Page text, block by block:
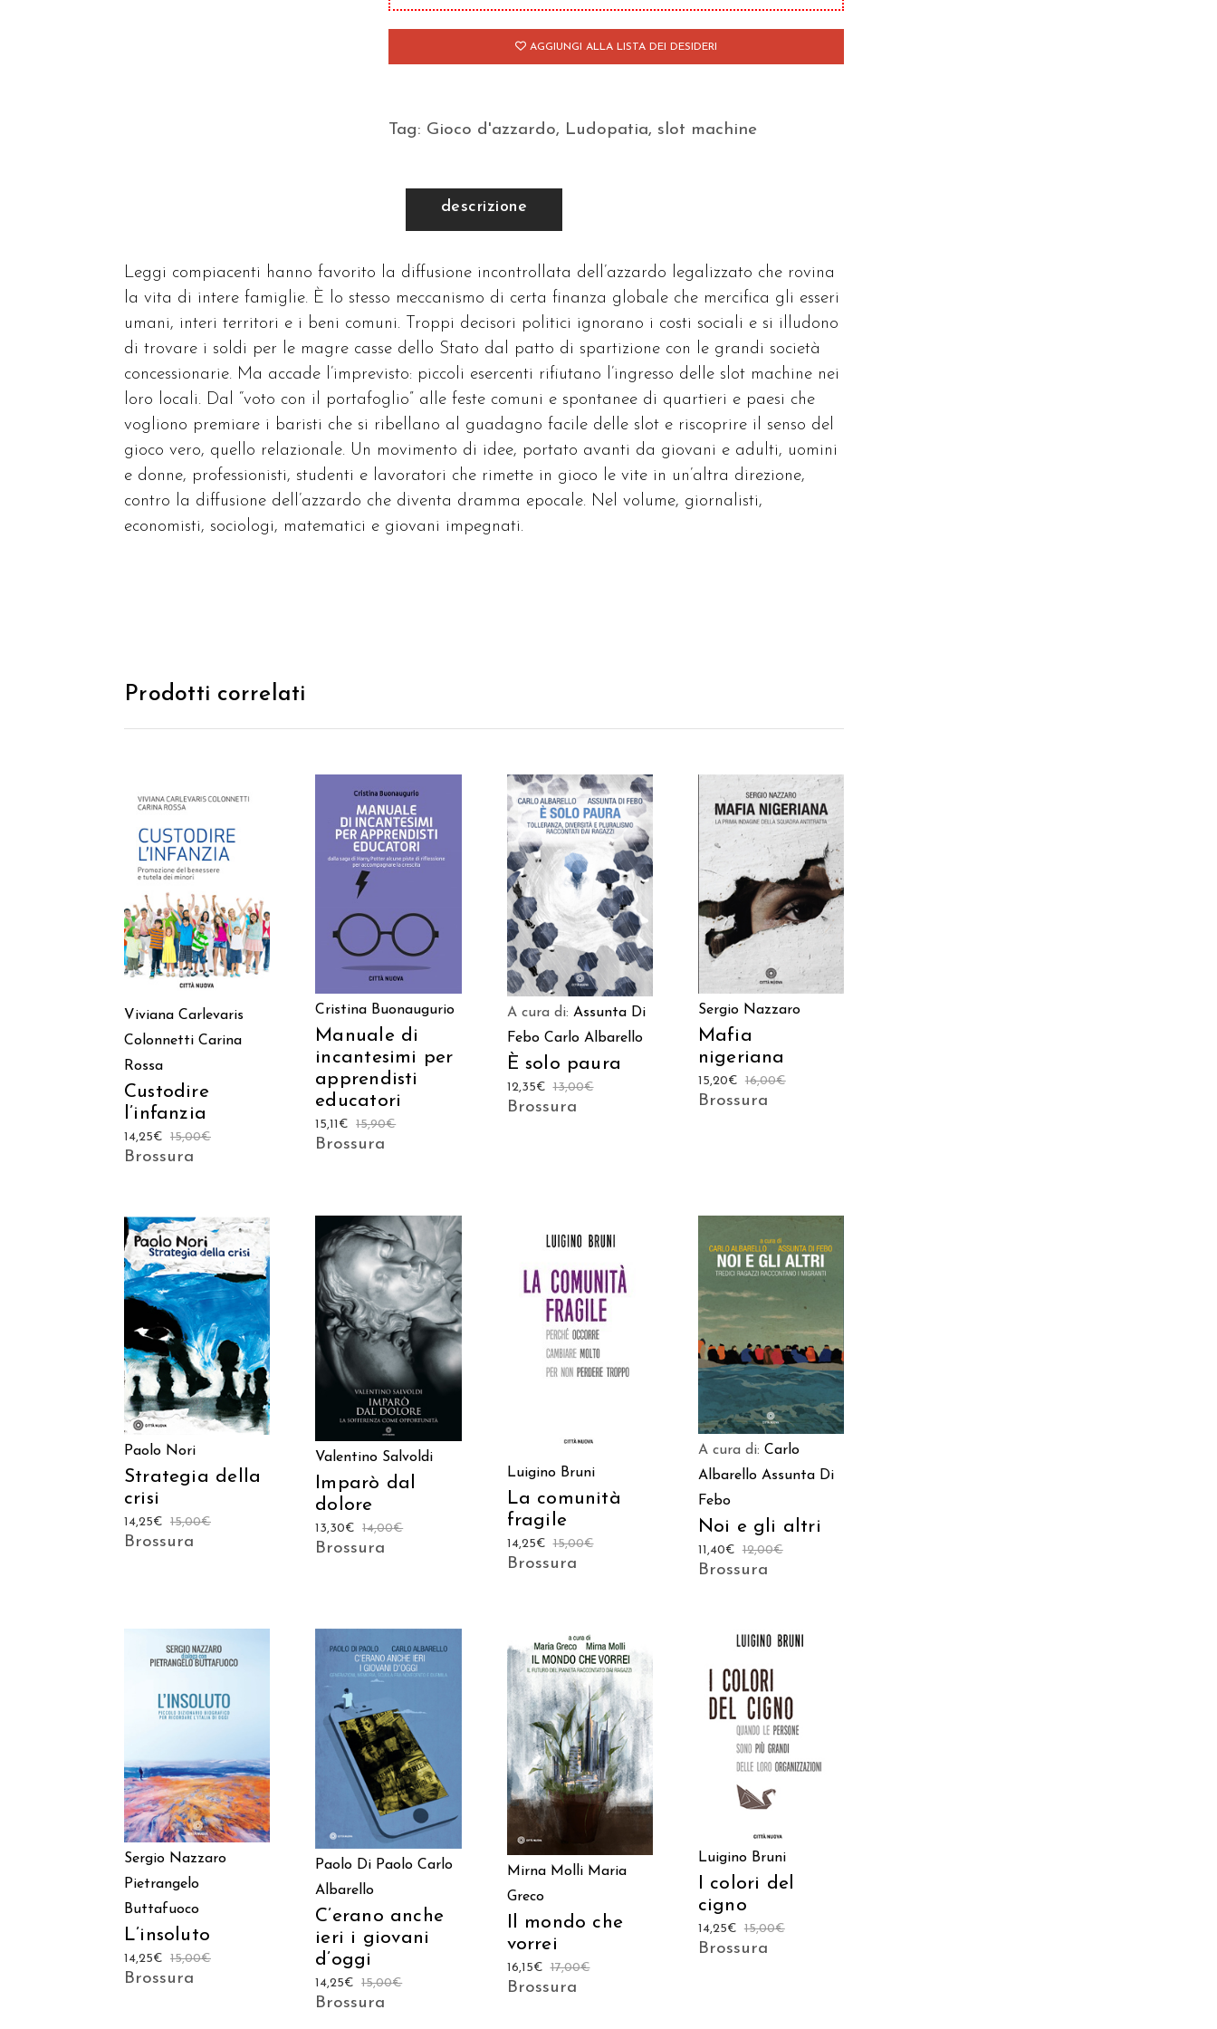
quantità
AGGIUNGI ALLA LISTA DEI DESIDERI
Tag: Gioco d'azzardo, Ludopatia, slot machine
descrizione
Leggi compiacenti hanno favorito la diffusione incontrollata dell’azzardo legalizzato che rovina
la vita di intere famiglie. È lo stesso meccanismo di certa finanza globale che mercifica gli esseri
umani, interi territori e i beni comuni. Troppi decisori politici ignorano i costi sociali e si illudono
di trovare i soldi per le magre casse dello Stato dal patto di spartizione con le grandi società
concessionarie. Ma accade l’imprevisto: piccoli esercenti rifiutano l’ingresso delle slot machine nei
loro locali. Dal “voto con il portafoglio” alle feste comuni e spontanee di quartieri e paesi che
vogliono premiare i baristi che si ribellano al guadagno facile delle slot e riscoprire il senso del
gioco vero, quello relazionale. Un movimento di idee, portato avanti da giovani e adulti, uomini
e donne, professionisti, studenti e lavoratori che rimette in gioco le vite in un’altra direzione,
contro la diffusione dell’azzardo che diventa dramma epocale. Nel volume, giornalisti,
economisti, sociologi, matematici e giovani impegnati.
Prodotti correlati
AGGIUNGI AL
CARRELLO
Viviana Carlevaris
Colonnetti Carina
Rossa
Custodire
l’infanzia
15,00€
14,25€
Brossura
AGGIUNGI AL
CARRELLO
Cristina Buonaugurio
Manuale di
incantesimi per
apprendisti
educatori
15,90€
15,11 €
Brossura
AGGIUNGI AL
CARRELLO
A cura di: Assunta Di
Febo Carlo Albarello
È solo paura
13,00€
12,35€
Brossura
AGGIUNGI AL
CARRELLO
Sergio Nazzaro
Mafia
nigeriana
16,00€
15,20€
Brossura
AGGIUNGI AL
CARRELLO
Paolo Nori
Strategia della
crisi
15,00€
14,25€
Brossura
AGGIUNGI AL
CARRELLO
Valentino Salvoldi
Imparò dal
dolore
14,00€
13,30€
Brossura
AGGIUNGI AL
CARRELLO
Luigino Bruni
La comunità
fragile
15,00€
14,25€
Brossura
AGGIUNGI AL
A cura di: Carlo
Albarello Assunta Di
Febo
Noi e gli altri
12,00€
11,40€
Brossura
AGGIUNGI AL
Sergio Nazzaro
Pietrangelo
Buttafuoco
L’insoluto
15,00€
14,25€
Brossura
AGGIUNGI AL
CARRELLO
Paolo Di Paolo Carlo
Albarello
C’erano anche
ieri i giovani
d’oggi
15,00€
14,25€
Brossura
AGGIUNGI AL
CARRELLO
Mirna Molli Maria
Greco
Il mondo che
vorrei
17,00€
16,15€
Brossura
AGGIUNGI AL
CARRELLO
Luigino Bruni
I colori del
cigno
15,00€
14,25€
Brossura